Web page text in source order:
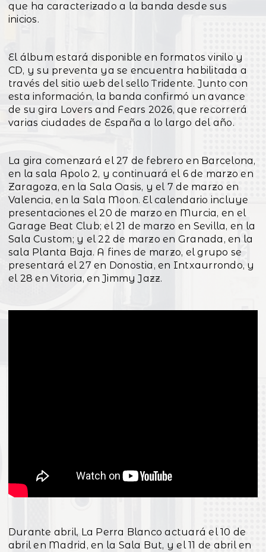
que ha caracterizado a la banda desde sus
inicios.
El álbum estará disponible en formatos vinilo y
CD, y su preventa ya se encuentra habilitada a
través del sitio web del sello Tridente. Junto con
esta información, la banda confirmó un avance
de su gira Lovers and Fears 2026, que recorrerá
varias ciudades de España a lo largo del año.
La gira comenzará el 27 de febrero en Barcelona,
en la sala Apolo 2, y continuará el 6 de marzo en
Zaragoza, en la Sala Oasis, y el 7 de marzo en
Valencia, en la Sala Moon. El calendario incluye
presentaciones el 20 de marzo en Murcia, en el
Garage Beat Club; el 21 de marzo en Sevilla, en la
Sala Custom; y el 22 de marzo en Granada, en la
sala Planta Baja. A fines de marzo, el grupo se
presentará el 27 en Donostia, en Intxaurrondo, y
el 28 en Vitoria, en Jimmy Jazz.
Durante abril, La Perra Blanco actuará el 10 de
abril en Madrid, en la Sala But, y el 11 de abril en